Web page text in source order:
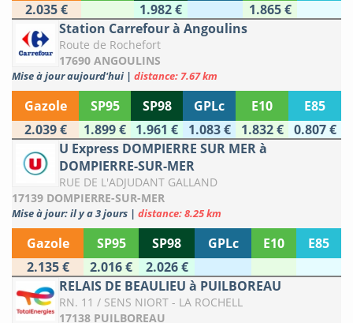
2.035 €
1.982 €
1.865 €
Station Carrefour à Angoulins
Route de Rochefort
17690 ANGOULINS
Mise à jour aujourd'hui | distance: 7.67 km
Gazole SP95 SP98 GPLc E10
E85
2.039 €
1.899 € 1.961 € 1.083 € 1.832 €
0.807 €
U Express DOMPIERRE SUR MER à
DOMPIERRE-SUR-MER
RUE DE L'ADJUDANT GALLAND
17139 DOMPIERRE-SUR-MER
Mise à jour: il y a 3 jours | distance: 8.25 km
Gazole SP95 SP98 GPLc E10
E85
2.135 €
2.016 €
2.026 €
RELAIS DE BEAULIEU à PUILBOREAU
RN. 11 / SENS NIORT - LA ROCHELL
17138 PUILBOREAU